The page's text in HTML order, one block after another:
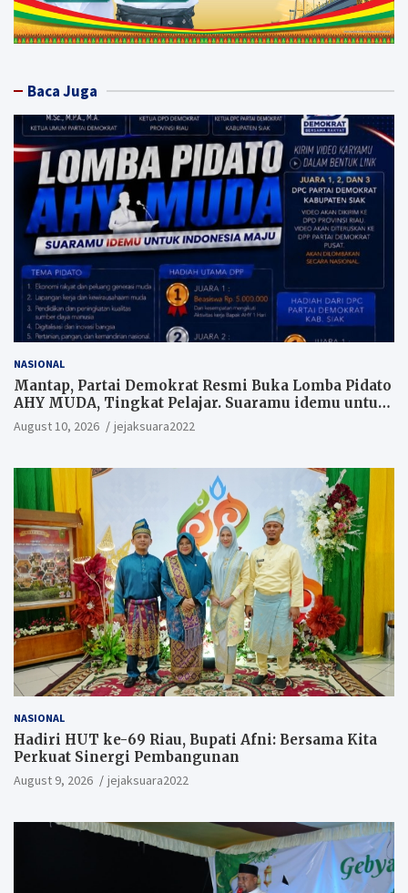
Baca Juga
NASIONAL
Mantap, Partai Demokrat Resmi Buka Lomba Pidato
AHY MUDA, Tingkat Pelajar. Suaramu idemu untuk
Indonesia maju
August 10, 2026 jejaksuara2022
NASIONAL
Hadiri HUT ke-69 Riau, Bupati Afni: Bersama Kita
Perkuat Sinergi Pembangunan
August 9, 2026 jejaksuara2022